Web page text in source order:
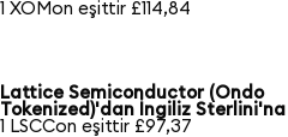
1 XOMon eşittir £114,84
Lattice Semiconductor (Ondo
Tokenized)'dan İngiliz Sterlini'na
1 LSCCon eşittir £97,37